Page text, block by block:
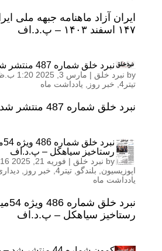
ایران آزاد ماهنامه جبهه ملی
١۴٧ اسفند ١۴٠٣ – پ.د.اف
نبرد خلق شماره 487 منتشر شد – پ.د.اف
by نبرد خلق | مارس 3, 2025 1:20 ب.ظ
تیتر4
, خبر روز یادداشت ماه
نبرد خلق شماره 487 منتشر شد – پ.د.اف
رستاخيز سياهکل – پ.د.اف
by نبرد خلق | فوریه 21, 2025 11:16 ب.ظ
اپوزیسیون
بلندگو تیتر4 , خبر روز
یادداشت ماه
نبرد
رستاخيز سياهکل – پ.د.اف